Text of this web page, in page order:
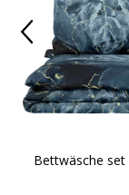
Bettwäsche